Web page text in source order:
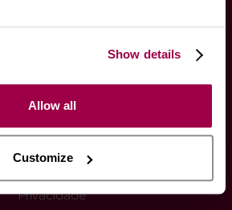
Show details
Allow all
Customize
Contactos
Cupido VIP
Privacidade